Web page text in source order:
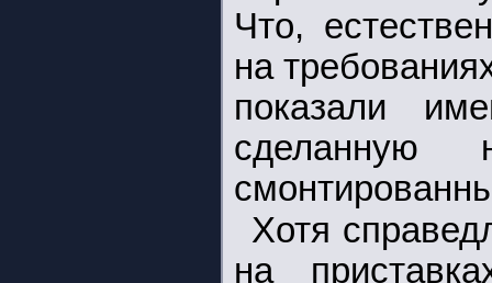
Что,
на
показали
Хотя
на